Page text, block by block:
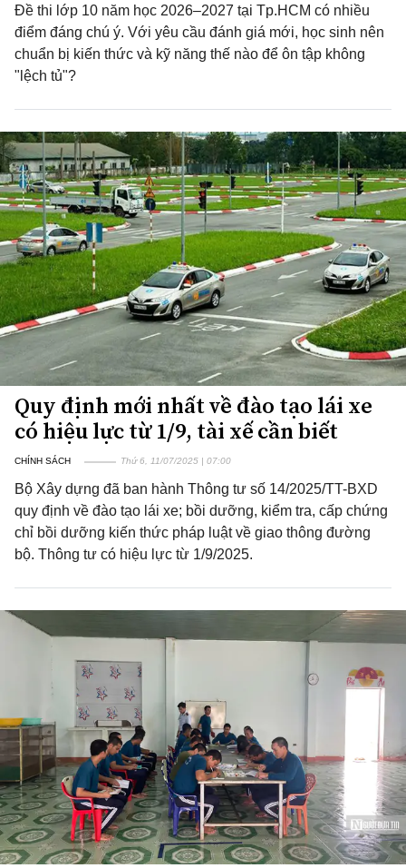
Đề thi lớp 10 năm học 2026–2027 tại Tp.HCM có nhiều
điểm đáng chú ý. Với yêu cầu đánh giá mới, học sinh nên
chuẩn bị kiến thức và kỹ năng thế nào để ôn tập không
"lệch tủ"?
Quy định mới nhất về đào tạo lái xe
có hiệu lực từ 1/9, tài xế cần biết
CHÍNH SÁCH Thứ 6, 11/07/2025 | 07:00
Bộ Xây dựng đã ban hành Thông tư số 14/2025/TT-BXD
quy định về đào tạo lái xe; bồi dưỡng, kiểm tra, cấp chứng
chỉ bồi dưỡng kiến thức pháp luật về giao thông đường
bộ. Thông tư có hiệu lực từ 1/9/2025.